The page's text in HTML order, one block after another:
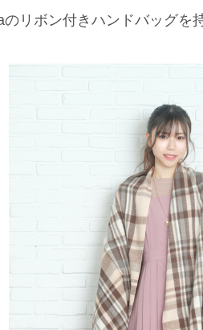
リボン付きハンドバッグを